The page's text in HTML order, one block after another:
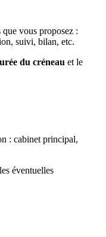
vous proposez :
suivi, bilan, etc.
du créneau et le
: cabinet principal,
éventuelles